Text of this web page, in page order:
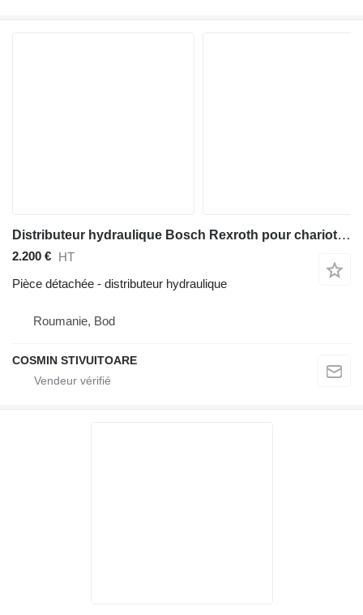
Distributeur hydraulique Bosch Rexroth pour chariot élévateur
2.200 € HT
Pièce détachée - distributeur hydraulique
Roumanie, Bod
COSMIN STIVUITOARE